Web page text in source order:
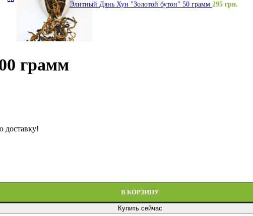
Элитный Дянь Хун "Золотой бутон" 50 грамм 295 грн.
грамм
доставку!
В КОРЗИНУ
Купить сейчас